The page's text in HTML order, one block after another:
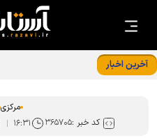
آخرین اخبار
مرکزی
کد خبر :۳۶۵۷۰۵ ۱۶:۳۱